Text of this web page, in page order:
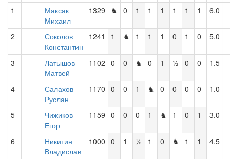
1
Максак
Михаил
1329 ♞ 0 1 1 1 1 1 1 6.0
2
Соколов
Константин
1241 1 ♞ 1 1 1 0 1 0 5.0
3
Латышов
Матвей
1102 0 0 ♞ 0 1 ½ 0 0 1.5
4
Салахов
Руслан
1170 0 0 1 ♞ 0 0 0 0 1.0
5
Чижиков
Егор
1159 0 0 0 1 ♞ 1 0 1 3.0
6
Никитин
Владислав
1000 0 1 ½ 1 0 ♞ 1 1 4.5